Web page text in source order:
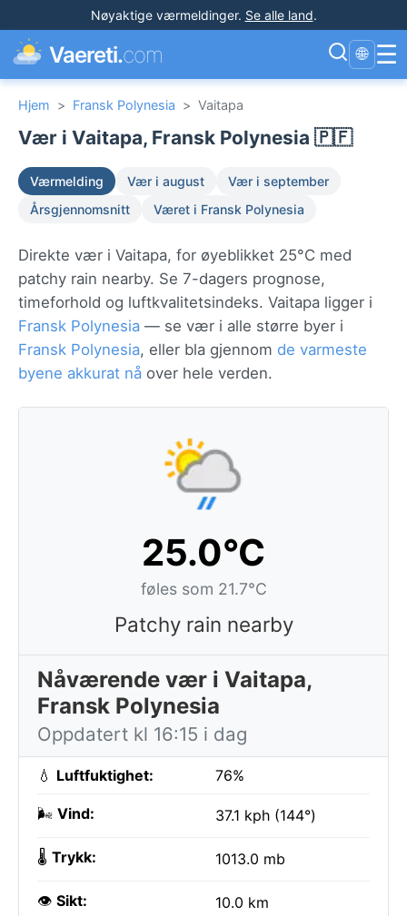
Nøyaktige værmeldinger. Se alle land.
Vaereti.com 🌐 ☰
Hjem > Fransk Polynesia > Vaitapa
Vær i Vaitapa, Fransk Polynesia 🇵🇫
Værmelding Vær i august
Vær i september
Årsgjennomsnitt
Været i Fransk Polynesia
Direkte vær i Vaitapa, for øyeblikket 25°C med
patchy rain nearby. Se 7-dagers prognose,
timeforhold og luftkvalitetsindeks. Vaitapa ligger i
Fransk Polynesia — se vær i alle større byer i
Fransk Polynesia, eller bla gjennom de varmeste
byene akkurat nå over hele verden.
25.0°C
føles som 21.7°C
Patchy rain nearby
Nåværende vær i Vaitapa,
Fransk Polynesia
Oppdatert kl 16:15 i dag
💧 Luftfuktighet: 76%
🌬️ Vind: 37.1 kph (144°)
🌡️ Trykk: 1013.0 mb
👁️ Sikt: 10.0 km